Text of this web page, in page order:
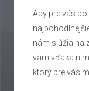
Aby pre vás
nám slúžia na
vám vďaka
ktorý pre vás